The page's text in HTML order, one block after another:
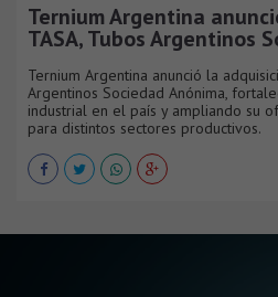
Ternium Argentina
TASA, Tubos Argentinos
Ternium Argentina anunció la
Argentinos Sociedad Anónima,
industrial en el país y ampliando su
para distintos sectores productivos.